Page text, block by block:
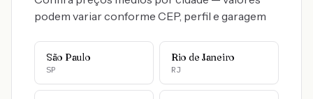
podem variar conforme CEP, perfil e garagem
São Paulo
SP
Rio de Janeiro
RJ